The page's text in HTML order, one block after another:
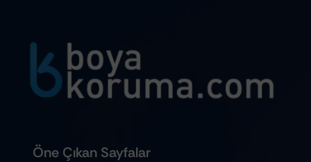
Öne Çıkan Sayfalar